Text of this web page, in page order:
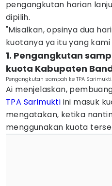
pengangkutan harian
dipilih.
"Misalkan, opsinya dua
kuotanya ya itu yang
1. Pengangkutan
kuota Kabupaten
Pengangkutan sampah ke TPA
Ai menjelaskan,
TPA Sarimukti ini masuk
mengatakan, ketika
menggunakan kuota